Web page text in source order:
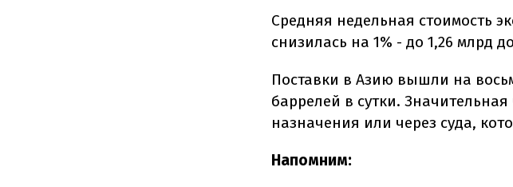
Средняя недельная стоимость
снизилась на 1% - до 1,26 млрд
Поставки в Азию вышли на
баррелей в сутки.
назначения или через суда,
Напомним: